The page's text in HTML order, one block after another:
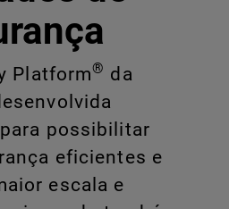
Platform® da
possibilitar
eficientes e
escala e